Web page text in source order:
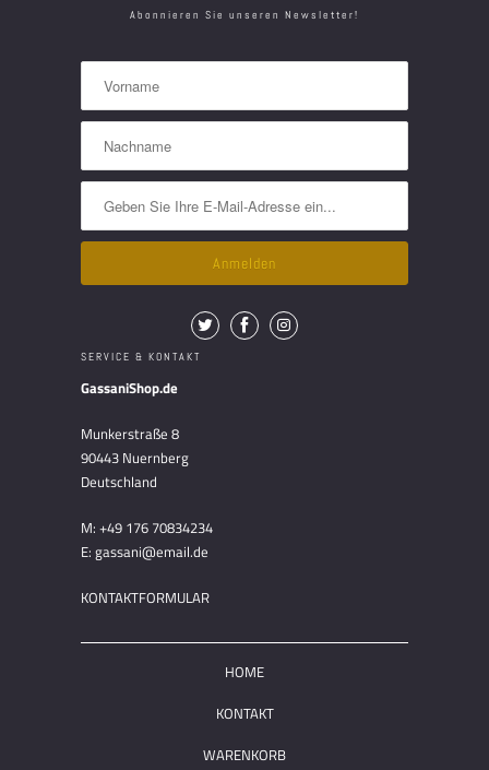
Abonnieren Sie unseren Newsletter!
SERVICE & KONTAKT
GassaniShop.de
Munkerstraße 8
90443 Nuernberg
Deutschland
M: +49 176 70834234
E: gassani@email.de
KONTAKTFORMULAR
HOME
KONTAKT
WARENKORB